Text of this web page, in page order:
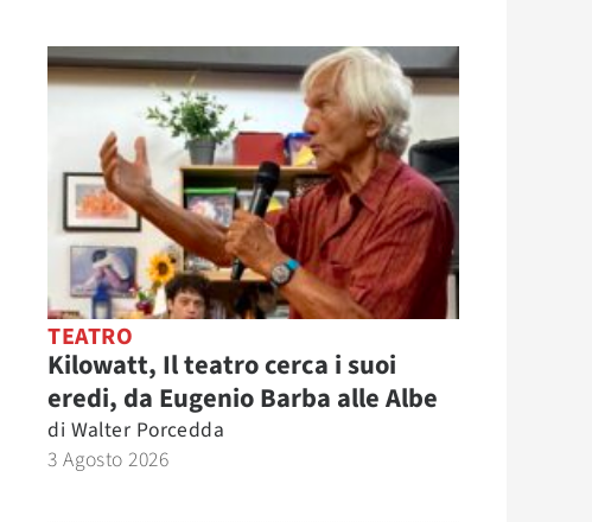
TEATRO
Kilowatt, Il teatro cerca i suoi
eredi, da Eugenio Barba alle Albe
di Walter Porcedda
3 Agosto 2026